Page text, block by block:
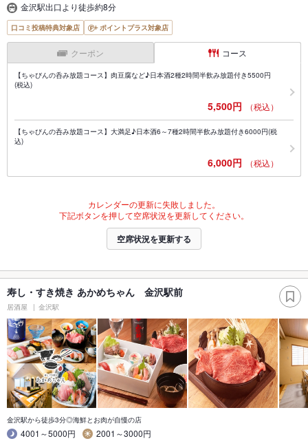
金沢駅出口より徒歩約8分
口コミ投稿特典対象店 ポイントプラス対象店
クーポン コース
【ちゃびんの呑み放題コース】肉豆腐など♪日本酒2種2時間半飲み放題付き5500円
(税込)
5,500円 （税込）
【ちゃびんの呑み放題コース】大満足♪日本酒6～7種2時間半飲み放題付き6000円(税
込)
6,000円 （税込）
カレンダーの更新に失敗しました。
下記ボタンを押して空席状況を更新してください。
空席状況を更新する
寿し・すき焼き あかめちゃん 金沢駅前
居酒屋 金沢駅
金沢駅から徒歩3分◎海鮮とお肉が自慢の店
4001～5000円 2001～3000円